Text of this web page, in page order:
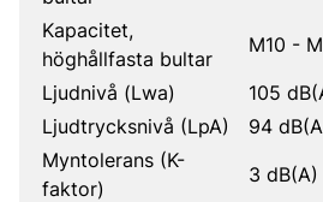
Kapacitet,
höghållfasta bultar
M10 -
Ljudnivå (Lwa)
105
Ljudtrycksnivå (LpA)
94
Myntolerans (K-
faktor)
3 dB(A)